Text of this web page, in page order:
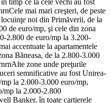
timp ce la cele vechi au fost
mai mari creşteri, de peste
noi din Primăverii, de la
de euro/mp, şi cele din zona
2.800 de euro/mp la 3.200-
accentuate la apartamentele
Băneasa, de la 2.800-3.000
zone unde preţurile
semnificative au fost Unirea-
la 2.000-3.000 euro/mp,
mp la 2.000-2.800
Banker, în toate cartierele